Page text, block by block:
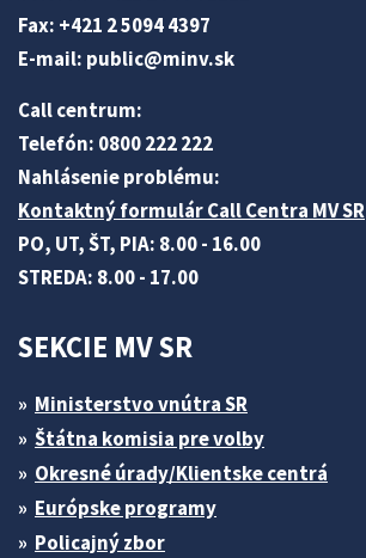
Fax: +421 2 5094 4397
E-mail: public@minv.sk
Call centrum:
Telefón: 0800 222 222
Nahlásenie problému:
Kontaktný formulár Call Centra MV SR
PO, UT, ŠT, PIA: 8.00 - 16.00
STREDA: 8.00 - 17.00
SEKCIE MV SR
Ministerstvo vnútra SR
Štátna komisia pre volby
Okresné úrady/Klientske centrá
Európske programy
Policajný zbor